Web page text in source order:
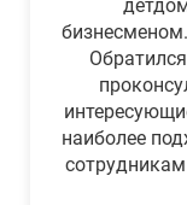
наиболее